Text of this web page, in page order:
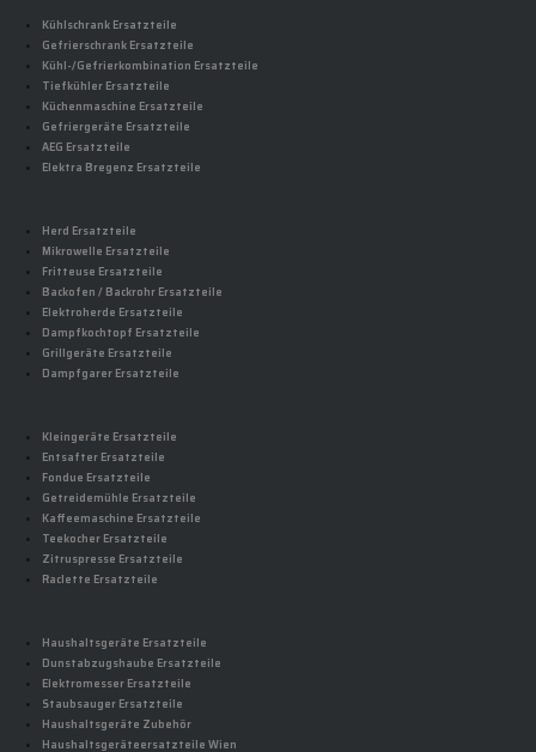
Kühlschrank Ersatzteile
Gefrierschrank Ersatzteile
Kühl-/Gefrierkombination Ersatzteile
Tiefkühler Ersatzteile
Küchenmaschine Ersatzteile
Gefriergeräte Ersatzteile
AEG Ersatzteile
Elektra Bregenz Ersatzteile
Herd Ersatzteile
Mikrowelle Ersatzteile
Fritteuse Ersatzteile
Backofen / Backrohr Ersatzteile
Elektroherde Ersatzteile
Dampfkochtopf Ersatzteile
Grillgeräte Ersatzteile
Dampfgarer Ersatzteile
Kleingeräte Ersatzteile
Entsafter Ersatzteile
Fondue Ersatzteile
Getreidemühle Ersatzteile
Kaffeemaschine Ersatzteile
Teekocher Ersatzteile
Zitruspresse Ersatzteile
Raclette Ersatzteile
Haushaltsgeräte Ersatzteile
Dunstabzugshaube Ersatzteile
Elektromesser Ersatzteile
Staubsauger Ersatzteile
Haushaltsgeräte Zubehör
Haushaltsgeräteersatzteile Wien